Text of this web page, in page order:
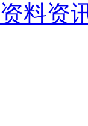
资料资